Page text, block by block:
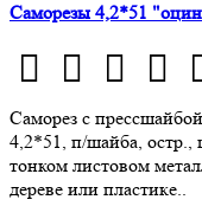
Саморезы 4,2*51
Саморез с
4,2*51, п/шайба, остр.,
тонком листовом
дереве или пластике..